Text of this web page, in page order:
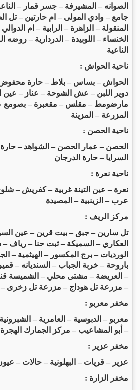
الصوانه – المشيرفة – جسر قمار –
جامع – وادي المولى – ام حارتين – تل
المنقولة – الزاهرة – الرابية – ام
الخنساء – اللوبيدة – الدردارية – روضه
الناعية
ناحية الحواش :
الحواش – بساس – بلاط – حارة محفوض –
دوير اللبن – عش الشوحة – عناز – عين
مارضومط – مقلس – مقعبرة – بصومع
المزرعة – المزينة
ناحية الحصن :
الحصن – عمار الحصن – الشواهد – حارة
السرايا – حارة الدرجان
ناحية نعرة :
نعرة – عين التينة غربية – كفريش –
عرب – الزينبية – المصيدة
مركز الريف :
تل سارين – جبق – بيت قرين – عين
العكاري – السميكة – ثبت حنا – رياف
الورديات – برج المكسور – الهيثمية –
باروحة – خربة الجباب – السنديانه –
– العريضة – مشتى محلي – الشميسة
– مزرعة تل هوداج – مزرعة تل زخرى –
مخفر معربو :
معربو – الدبوسية – العامرية –
– أبو المشاعيب – مركز الجمارك الهجرة
مخفر عزير :
عزير – قريات – البهلونية – حالات –
مخفر الزارة :